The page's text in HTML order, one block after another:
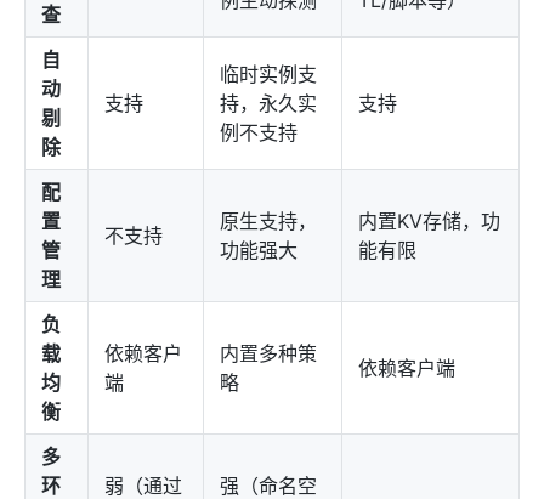
查
自
动
剔
除
支持
临时实例支
持，永久实
例不支持
支持
配
置
管
理
不支持
原生支持，
功能强大
内置KV存储，功
能有限
负
载
均
衡
依赖客户
端
内置多种策
略
依赖客户端
多
环
弱（通过
强（命名空